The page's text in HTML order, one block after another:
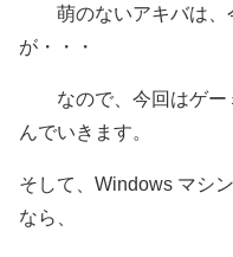
萌のないアキバは、
が・・・
なので、今回はゲー
んでいきます。
そして、Windows マシ
なら、